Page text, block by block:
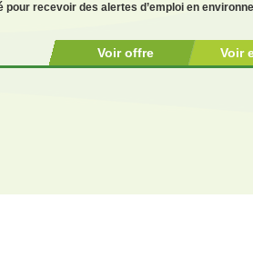
recevoir des alertes d’emploi en
Voir offre Voir